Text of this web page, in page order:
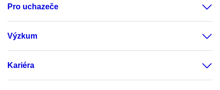
Pro uchazeče
Výzkum
Kariéra